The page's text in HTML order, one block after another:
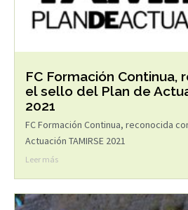
FC Formación Continua,
el sello del Plan de
2021
FC Formación Continua, reconocida
Actuación TAMIRSE 2021
Leer más